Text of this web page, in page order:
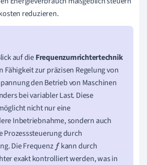
reduzieren.
auf dieFrequenzumrichtertechnik
Fähigkeit zur präzisen Regelung von
den Betrieb von Maschinen
bei variabler Last. Diese
nicht nur eine
Inbetriebnahme, sondern auch
Prozesssteuerung durch
Die Frequenzf kann durch
exakt kontrolliert werden, was in